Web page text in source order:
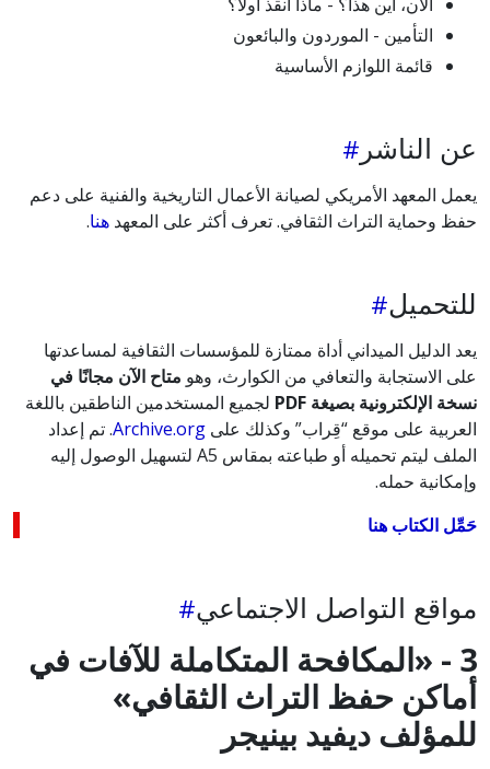
التأمين - الموردون والبائعون
قائمة اللوازم الأساسية
عن الناشر
يعمل المعهد الأمريكي لصيانة الأعمال التاريخية والفنية على دعم
حفظ وحماية التراث الثقافي. تعرف أكثر على المعهد هنا.
للتحميل
يعد الدليل الميداني أداة ممتازة للمؤسسات الثقافية لمساعدتها
على الاستجابة والتعافي من الكوارث، وهو متاح الآن مجانًا في
نسخة الإلكترونية بصيغة PDF
لجميع المستخدمين الناطقين باللغة
العربية على موقع “قِراب” وكذلك على Archive.org. تم إعداد
الملف ليتم تحميله أو طباعته بمقاس A5 لتسهيل الوصول إليه
وإمكانية حمله.
حَمِّل الكتاب هنا
مواقع التواصل الاجتماعي
3 - «المكافحة المتكاملة للآفات في
أماكن حفظ التراث الثقافي»
للمؤلف ديفيد بينيجر